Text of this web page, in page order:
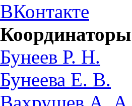
ВКонтакте
Координаторы
Бунеев Р. Н.
Бунеева Е. В.